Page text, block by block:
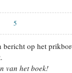
5
bericht op het
van het boek!